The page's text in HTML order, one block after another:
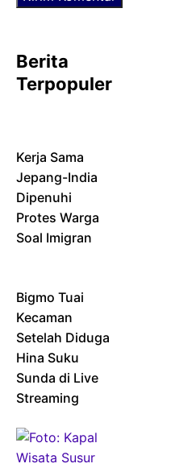
Berita
Terpopuler
Kerja Sama
Jepang-India
Dipenuhi
Protes Warga
Soal Imigran
Bigmo Tuai
Kecaman
Setelah Diduga
Hina Suku
Sunda di Live
Streaming